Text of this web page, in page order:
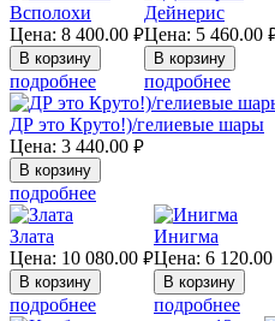
Всполохи
Цена: 8 400.00 руб.
подробнее
Дейнерис
Цена: 5 460.00
подробнее
ДР это Круто!)/гелиевые шары
Цена: 3 440.00 руб.
подробнее
Злата
Цена: 10 080.00 руб.
подробнее
Инигма
Цена: 6 120.00
подробнее